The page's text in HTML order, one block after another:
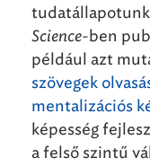
Science-ben
például azt
szövegek
mentalizációs
képesség
a felső szintű